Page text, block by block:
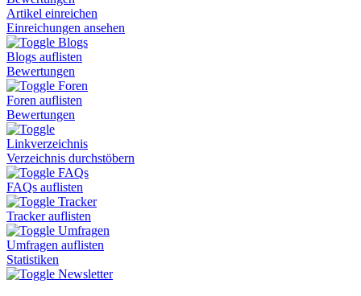
Artikel einreichen
Einreichungen ansehen
Blogs
Blogs auflisten
Bewertungen
Foren
Foren auflisten
Bewertungen
Linkverzeichnis
Verzeichnis durchstöbern
FAQs
FAQs auflisten
Tracker
Tracker auflisten
Umfragen
Umfragen auflisten
Statistiken
Newsletter